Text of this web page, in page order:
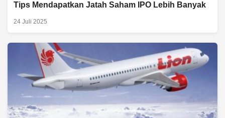
Tips Mendapatkan Jatah Saham IPO Lebih Banyak
24 Juli 2025